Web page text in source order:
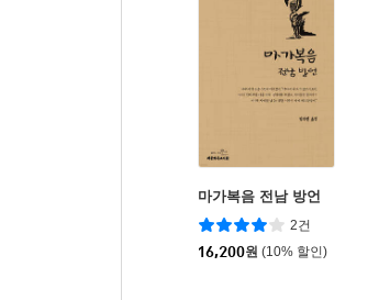
마가복음 전남 방언
2건
16,200원 (10% 할인)